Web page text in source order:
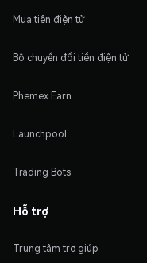
Mua tiền điện tử
Bộ chuyển đổi tiền điện tử
Phemex Earn
Launchpool
Trading Bots
Hỗ trợ
Trung tâm trợ giúp